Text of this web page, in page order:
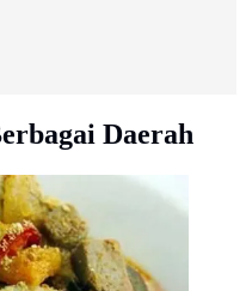
Daerah